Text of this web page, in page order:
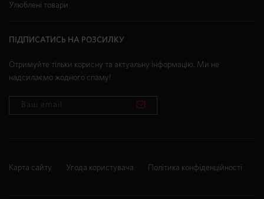
Улюблені товари
ПІДПИСАТИСЬ НА РОЗСИЛКУ
Отримуйте тільки корисну та актуальну інформацію. Ми не
надсилаємо жодного спаму!
Карта сайту Угода користувача Політика конфіденційності